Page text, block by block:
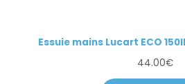
Essuie mains Lucart ECO
44.00€